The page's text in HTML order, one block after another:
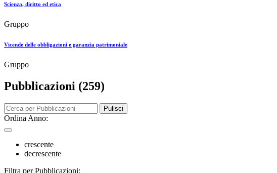
Scienza, diritto ed etica
Gruppo
Vicende delle obbligazioni e garanzia patrimoniale
Gruppo
Pubblicazioni (259)
Pulisci
Ordina Anno:
crescente
decrescente
Filtra per Pubblicazioni: